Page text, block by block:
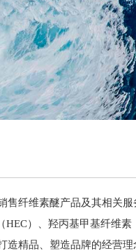
纤维素醚产品及其相关
）、羟丙基甲基纤维
精品、塑造品牌的经营